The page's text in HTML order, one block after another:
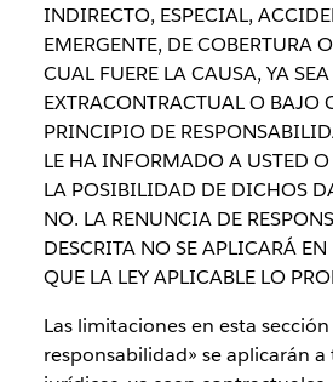
INDIRECTO, ESPECIAL,
EMERGENTE, DE COBERTURA
CUAL FUERE LA CAUSA, YA
EXTRACONTRACTUAL O BAJO
PRINCIPIO DE
LE HA INFORMADO A USTED O
LA POSIBILIDAD DE DICHOS
NO. LA RENUNCIA DE
DESCRITA NO SE APLICARÁ
QUE LA LEY APLICABLE LO
Las limitaciones en esta
responsabilidad» se aplicarán